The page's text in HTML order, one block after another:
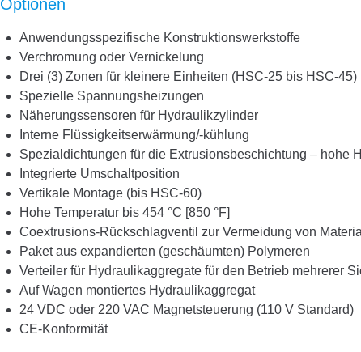
Optionen
Anwendungsspezifische Konstruktionswerkstoffe
Verchromung oder Vernickelung
Drei (3) Zonen für kleinere Einheiten (HSC-25 bis HSC-45)
Spezielle Spannungsheizungen
Näherungssensoren für Hydraulikzylinder
Interne Flüssigkeitserwärmung/-kühlung
Spezialdichtungen für die Extrusionsbeschichtung – hohe
Integrierte Umschaltposition
Vertikale Montage (bis HSC-60)
Hohe Temperatur bis 454 °C [850 °F]
Coextrusions-Rückschlagventil zur Vermeidung von
Paket aus expandierten (geschäumten) Polymeren
Verteiler für Hydraulikaggregate für den Betrieb mehrerer
Auf Wagen montiertes Hydraulikaggregat
24 VDC oder 220 VAC Magnetsteuerung (110 V Standard)
CE-Konformität